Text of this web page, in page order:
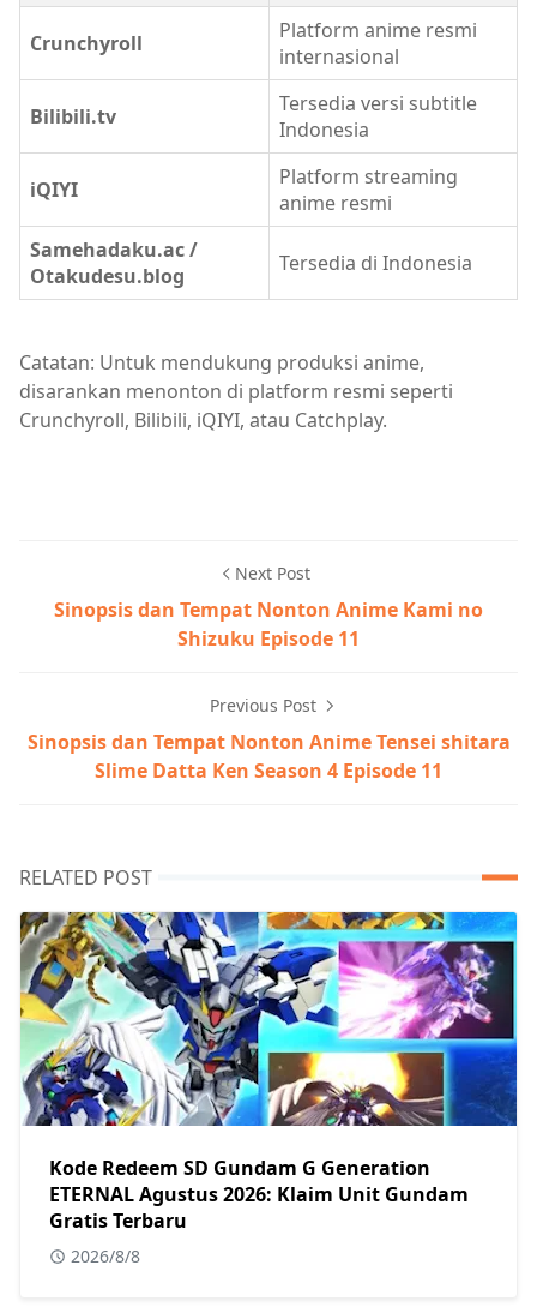
Crunchyroll
Platform anime resmi
internasional
Bilibili.tv
Tersedia versi subtitle
Indonesia
iQIYI
Platform streaming
anime resmi
Samehadaku.ac /
Otakudesu.blog
Tersedia di Indonesia
Catatan: Untuk mendukung produksi anime,
disarankan menonton di platform resmi seperti
Crunchyroll, Bilibili, iQIYI, atau Catchplay.
Next Post
Sinopsis dan Tempat Nonton Anime Kami no
Shizuku Episode 11
Previous Post
Sinopsis dan Tempat Nonton Anime Tensei shitara
Slime Datta Ken Season 4 Episode 11
RELATED POST
Kode Redeem SD Gundam G Generation
ETERNAL Agustus 2026: Klaim Unit Gundam
Gratis Terbaru
2026/8/8